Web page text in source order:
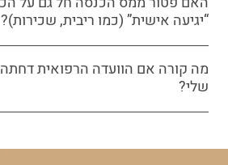
“יגיעה אישית” (כמו ריבית, שכירות)?
שלי?